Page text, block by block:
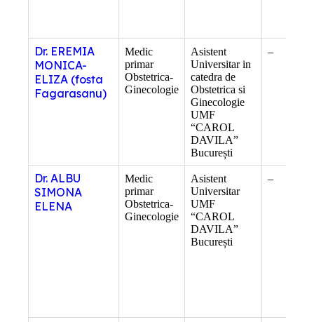
Dr. EREMIA
MONICA-
ELIZA (fosta
Fagarasanu)
Medic
primar
Obstetrica-
Ginecologie
Asistent
Universitar in
catedra de
Obstetrica si
Ginecologie
UMF
“CAROL
DAVILA”
București
–
Dr. ALBU
SIMONA
ELENA
Medic
primar
Obstetrica-
Ginecologie
Asistent
Universitar
UMF
“CAROL
DAVILA”
București
–